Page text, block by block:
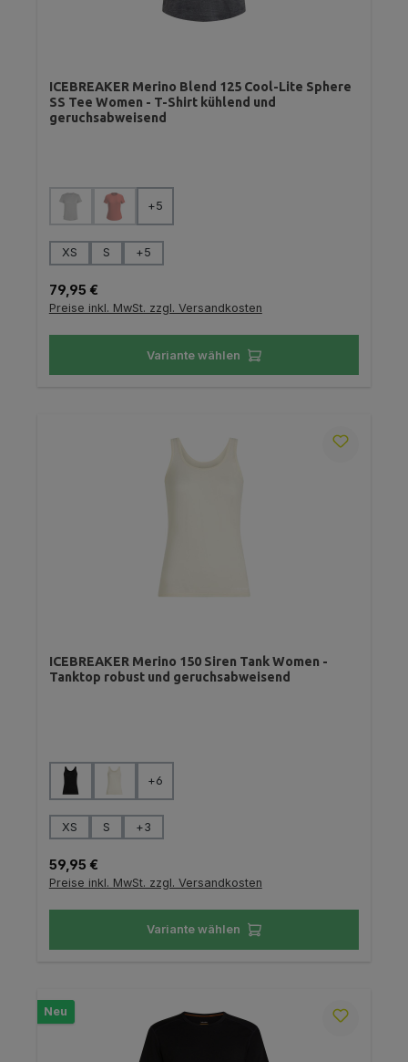
ICEBREAKER Merino Blend 125 Cool-Lite Sphere
SS Tee Women - T-Shirt kühlend und
geruchsabweisend
Farbe auswählen
(Diese Option ist zurzeit nicht verfügbar.)
(Diese Option ist zurzeit nicht verfügbar.)
+5
Größe auswählen
XS S +5
Regulärer Preis:
79,95 €
Preise inkl. MwSt. zzgl. Versandkosten
Variante wählen
ICEBREAKER Merino 150 Siren Tank Women -
Tanktop robust und geruchsabweisend
Farbe auswählen
+6
Größe auswählen
XS S +3
Regulärer Preis:
59,95 €
Preise inkl. MwSt. zzgl. Versandkosten
Variante wählen
Neu